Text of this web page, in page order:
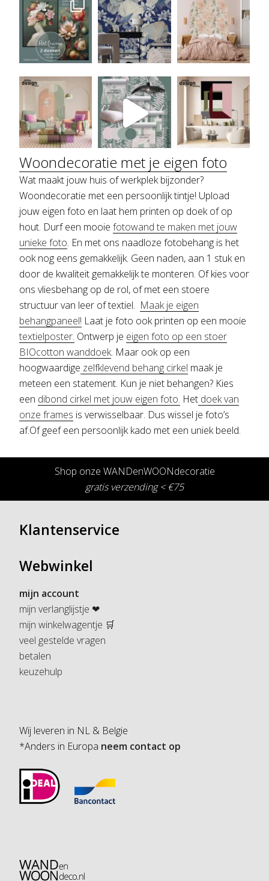
Meer laden.... volg ons op insta
Woondecoratie met je eigen foto
Wat maakt jouw huis of werkplek bijzonder?
Woondecoratie met een persoonlijk tintje! Upload
jouw eigen foto en laat hem printen op doek of op
hout. Durf een mooie fotowand te maken met jouw
unieke foto. En met ons naadloze fotobehang is het
ook nog eens gemakkelijk. Geen naden, aan 1 stuk en
door de kwaliteit gemakkelijk te monteren. Of kies voor
ons vliesbehang op de rol, of met een stoere
structuur van leer of textiel. Maak je eigen
behangpaneel! Laat je foto ook printen op een mooie
textielposter. Ontwerp je eigen foto op een stoer
BIOcotton wanddoek. Maar ook op een
hoogwaardige zelfklevend behang cirkel maak je
meteen een statement. Kun je niet behangen? Kies
een dibond cirkel met jouw eigen foto. Het doek van
onze frames is verwisselbaar. Dus wissel je foto’s
af.Of geef een persoonlijk kado met een uniek beeld.
Shop onze WANDenWOONdecoratie
gratis verzending < €75
Klantenservice
Webwinkel
mijn account
mijn verlanglijstje ❤
mijn winkelwagentje 🛒
veel gestelde vragen
betalen
keuzehulp
Wij leveren in NL & Belgie
*Anders in Europa neem contact op